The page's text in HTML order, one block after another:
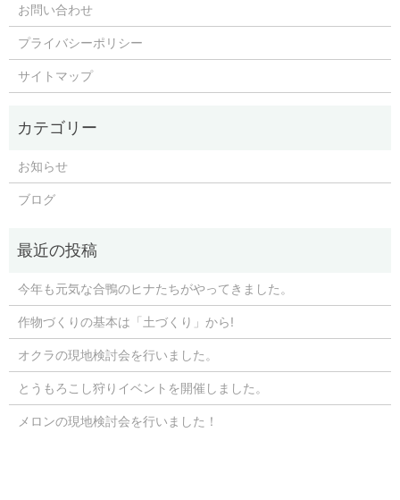
お問い合わせ
プライバシーポリシー
サイトマップ
お知らせ
ブログ
今年も元気な合鴨のヒナたちがやってきました。
作物づくりの基本は「土づくり」から!
オクラの現地検討会を行いました。
とうもろこし狩りイベントを開催しました。
メロンの現地検討会を行いました！